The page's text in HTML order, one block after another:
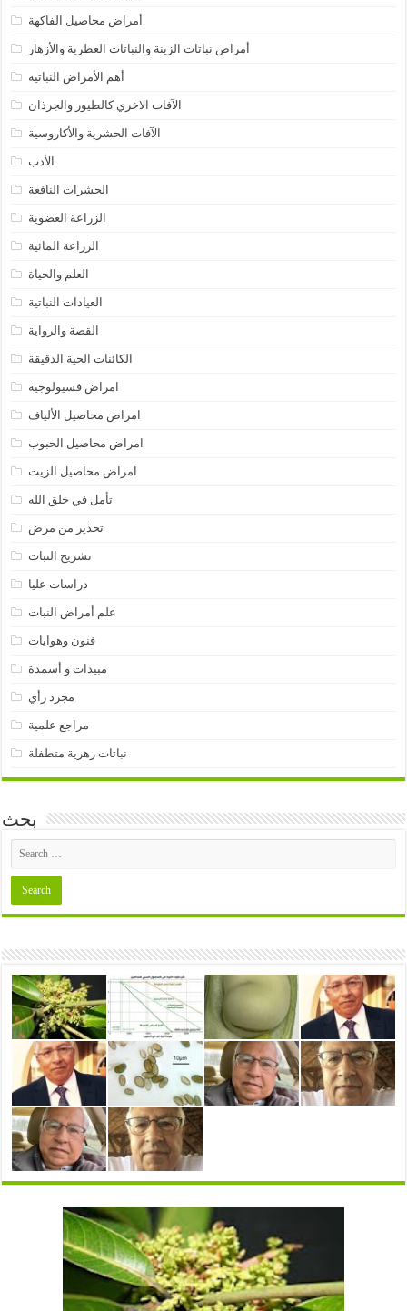
أمراض محاصيل الفاكهة
أمراض نباتات الزينة والنباتات العطرية والأزهار
أهم الأمراض النباتية
الآفات الاخري كالطيور والجرذان
الآفات الحشرية والأكاروسية
الأدب
الحشرات النافعة
الزراعة العضوية
الزراعة المائية
العلم والحياة
العيادات النباتية
القصة والرواية
الكائنات الحية الدقيقة
امراض فسيولوجية
امراض محاصيل الألياف
امراض محاصيل الحبوب
امراض محاصيل الزيت
تأمل في خلق الله
تحذير من مرض
تشريح النبات
دراسات عليا
علم أمراض النبات
فنون وهوايات
مبيدات و أسمدة
مجرد رأي
مراجع علمية
نباتات زهرية متطفلة
بحث